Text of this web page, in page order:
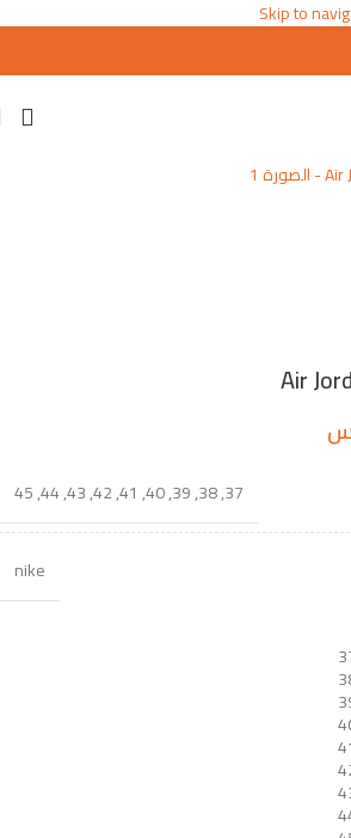
Skip to
Air
37
,
38
,
39
,
40
,
41
,
42
,
43
,
44
,
45
nike